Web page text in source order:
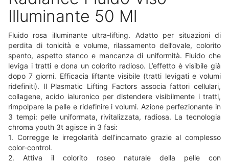
Illuminante 50 Ml
Fluido rosa illuminante ultra-lifting. Adatto per situazioni di
perdita di tonicità e volume, rilassamento dell’ovale, colorito
spento, aspetto stanco e mancanza di uniformità. Fluido che
leviga i tratti e dona un colorito radioso. L’effetto è visibile già
dopo 7 giorni. Efficacia liftante visibile (tratti levigati e volumi
ridefiniti). Il Plasmatic Lifting Factors associa fattori cellulari,
collagene, acido ialuronico per distendere visibilmente i tratti,
rimpolpare la pelle e ridefinire i volumi. Azione perfezionante in
3 tempi: pelle uniformata, rivitalizzata, radiosa. La tecnologia
chroma youth 3t agisce in 3 fasi:
1. Corregge le irregolarità dell’incarnato grazie al complesso
color-control.
2. Attiva il colorito roseo naturale della pelle con